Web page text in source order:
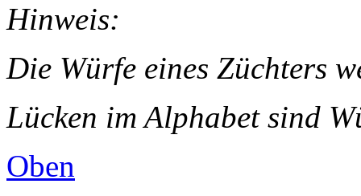
Hinweis:
Die Würfe eines Züchters
Lücken im Alphabet sind
Oben